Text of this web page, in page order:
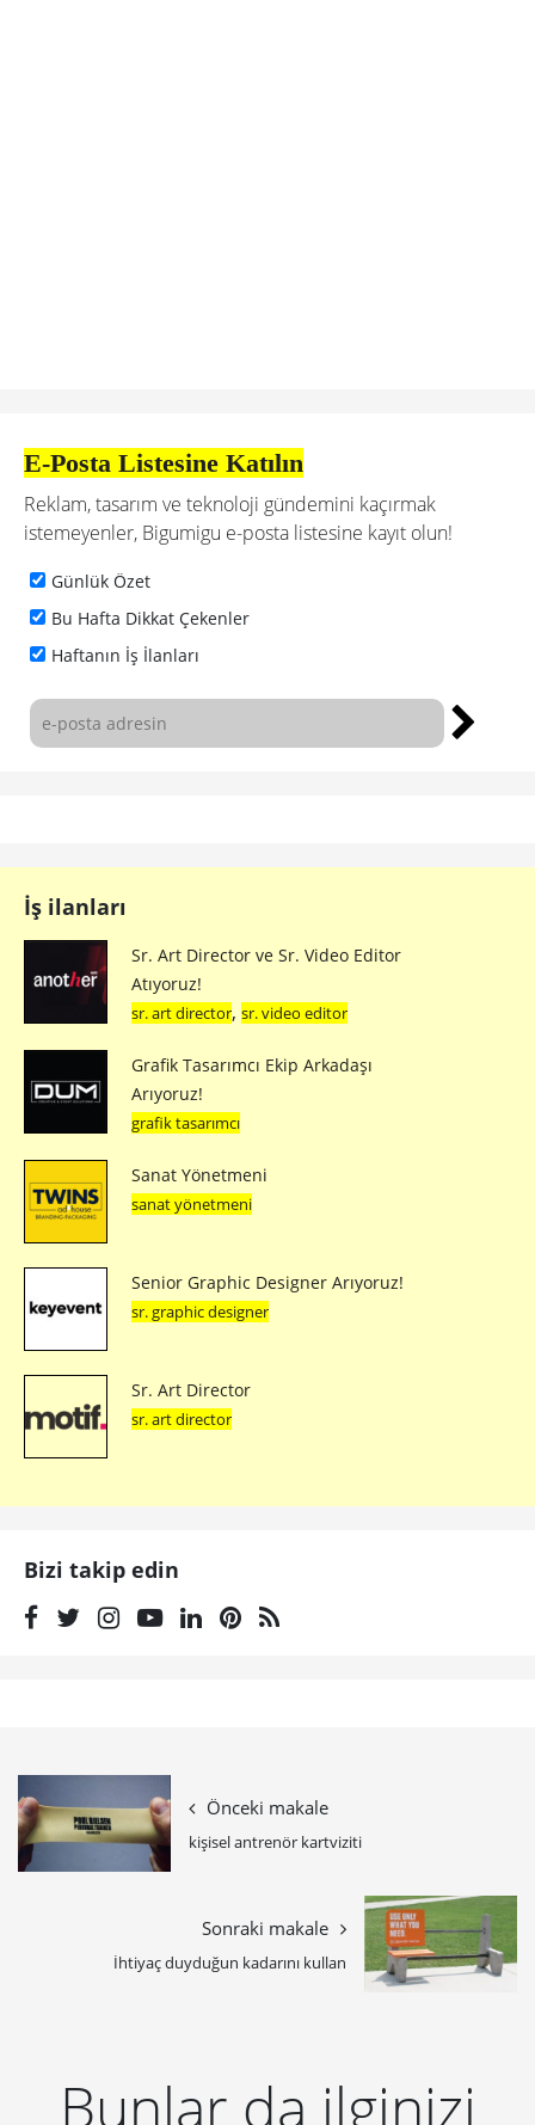
E-Posta Listesine Katılın
Reklam, tasarım ve teknoloji gündemini kaçırmak
istemeyenler, Bigumigu e-posta listesine kayıt olun!
Günlük Özet
Bu Hafta Dikkat Çekenler
Haftanın İş İlanları
İş ilanları
Sr. Art Director ve Sr. Video Editor
Atıyoruz!
sr. art director, sr. video editor
Grafik Tasarımcı Ekip Arkadaşı
Arıyoruz!
grafik tasarımcı
Sanat Yönetmeni
sanat yönetmeni
Senior Graphic Designer Arıyoruz!
sr. graphic designer
Sr. Art Director
sr. art director
Bizi takip edin
Önceki makale
kişisel antrenör kartviziti
Sonraki makale
İhtiyaç duyduğun kadarını kullan
Bunlar da ilginizi